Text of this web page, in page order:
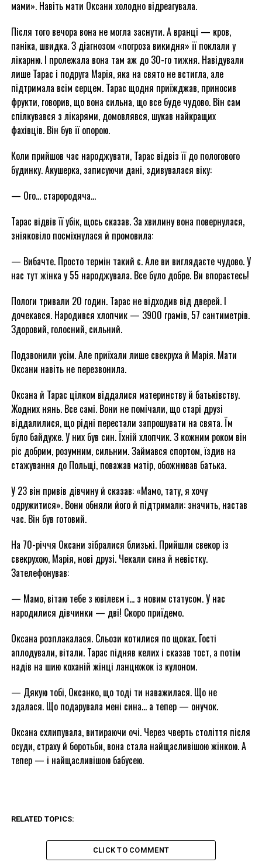
мами». Навіть мати Оксани холодно відреагувала.
Після того вечора вона не могла заснути. А вранці — кров,
паніка, швидка. З діагнозом «погроза викидня» її поклали у
лікарню. І пролежала вона там аж до 30-го тижня. Навідували
лише Тарас і подруга Марія, яка на свято не встигла, але
підтримала всім серцем. Тарас щодня приїжджав, приносив
фрукти, говорив, що вона сильна, що все буде чудово. Він сам
спілкувався з лікарями, домовлявся, шукав найкращих
фахівців. Він був її опорою.
Коли прийшов час народжувати, Тарас відвіз її до пологового
будинку. Акушерка, записуючи дані, здивувалася віку:
— Ого… старородяча…
Тарас відвів її убік, щось сказав. За хвилину вона повернулася,
зніяковіло посміхнулася й промовила:
— Вибачте. Просто термін такий є. Але ви виглядаєте чудово. У
нас тут жінка у 55 народжувала. Все було добре. Ви впораєтесь!
Пологи тривали 20 годин. Тарас не відходив від дверей. І
дочекався. Народився хлопчик — 3900 грамів, 57 сантиметрів.
Здоровий, голосний, сильний.
Подзвонили усім. Але приїхали лише свекруха й Марія. Мати
Оксани навіть не перезвонила.
Оксана й Тарас цілком віддалися материнству й батьківству.
Жодних нянь. Все самі. Вони не помічали, що старі друзі
віддалилися, що рідні перестали запрошувати на свята. Їм
було байдуже. У них був син. Їхній хлопчик. З кожним роком він
ріс добрим, розумним, сильним. Займався спортом, їздив на
стажування до Польщі, поважав матір, обожнював батька.
У 23 він привів дівчину й сказав: «Мамо, тату, я хочу
одружитися». Вони обняли його й підтримали: значить, настав
час. Він був готовий.
На 70-річчя Оксани зібралися близькі. Прийшли свекор із
свекрухою, Марія, нові друзі. Чекали сина й невістку.
Зателефонував:
— Мамо, вітаю тебе з ювілеєм і… з новим статусом. У нас
народилися дівчинки — дві! Скоро приїдемо.
Оксана розплакалася. Сльози котилися по щоках. Гості
аплодували, вітали. Тарас підняв келих і сказав тост, а потім
надів на шию коханій жінці ланцюжок із кулоном.
— Дякую тобі, Оксанко, що тоді ти наважилася. Що не
здалася. Що подарувала мені сина… а тепер — онучок.
Оксана схлипувала, витираючи очі. Через чверть століття після
осуди, страху й боротьби, вона стала найщасливішою жінкою. А
тепер — і найщасливішою бабусею.
RELATED TOPICS:
CLICK TO COMMENT